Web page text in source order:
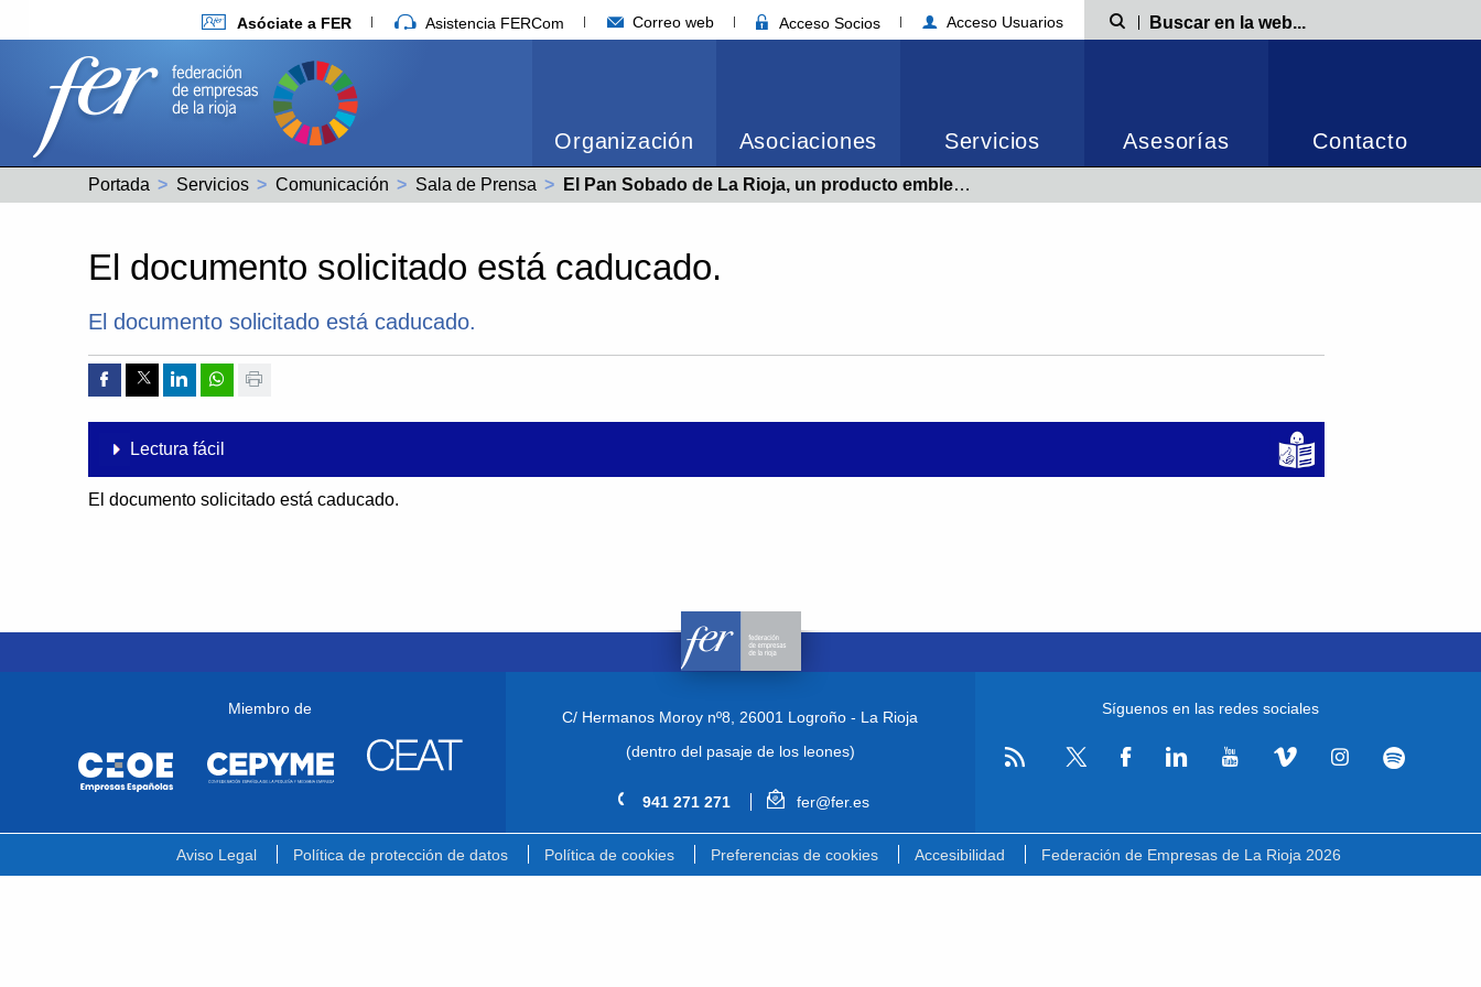
Asóciate a FER Asistencia FERCom Correo web Acceso Socios Acceso Usuarios Búsqueda
Organización Asociaciones Servicios Asesorías Contacto
Portada Servicios Comunicación Sala de Prensa Actual:
El Pan Sobado de La Rioja, un producto emblemático impulsado por ARFEPPAN
El documento solicitado está caducado.
El documento solicitado está caducado.
Compartir por Facebook
Compartir por Twitter
Compartir por Linkedin
Compartir por whatsapp
Lectura fácil
El documento solicitado está caducado.
Miembro de C/ Hermanos Moroy nº8, 26001 Logroño - La Rioja
(dentro del pasaje de los leones)
941 271 271 fer@fer.es
Síguenos en las redes sociales
Aviso Legal Política de protección de datos Política de cookies Preferencias de cookies Accesibilidad Federación de Empresas de La Rioja 2026